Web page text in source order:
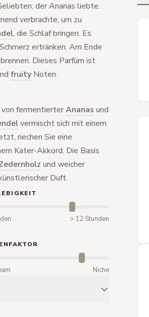
der Ananas liebte.
verbrachte, um zu
, die Schlaf bringen. Es
ertränken. Am Ende
Dieses Parfüm ist
fruity Noten.
fermentierterAnanas und
vermischt sich mit einem
riechen Sie eine
Kater-Akkord. Die Basis
und weicher
Duft.
> 12 Stunden
Niche